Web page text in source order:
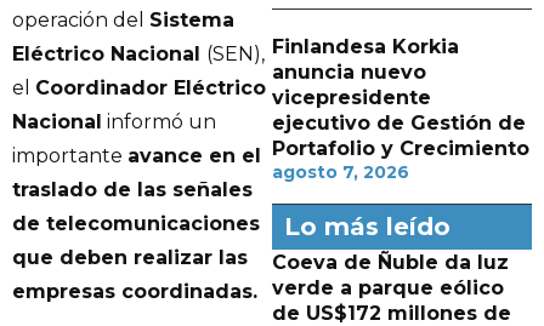
operación del Sistema
Eléctrico Nacional (SEN),
el Coordinador Eléctrico
Nacional informó un
importante avance en el
traslado de las señales
de telecomunicaciones
que deben realizar las
empresas coordinadas.
Finlandesa Korkia
anuncia nuevo
vicepresidente
ejecutivo de Gestión de
Portafolio y Crecimiento
agosto 7, 2026
Lo más leído
Coeva de Ñuble da luz
verde a parque eólico
de US$172 millones de